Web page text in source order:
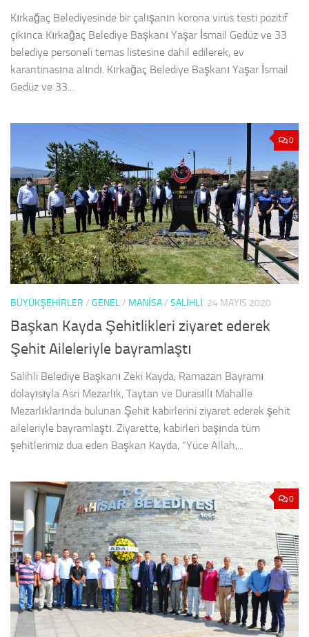
Kırkağaç Belediyesinde bir çalışanın korona virüs testi pozitif
çıkınca Kırkağaç Belediye Başkanı Yaşar İsmail Gedüz ve 33
belediye personeli temas listesine dahil edilerek, ev
karantinasına alındı. Kırkağaç Belediye Başkanı Yaşar İsmail
Gedüz ve 33...
0
BÜYÜKŞEHİRLER / GENEL/ MANISA/ SALIHLI 24 MAYIS 2020
Başkan Kayda Şehitlikleri ziyaret ederek
Şehit Aileleriyle bayramlaştı
Salihli Belediye Başkanı Zeki Kayda, Ramazan Bayramı
dolayısıyla Asri Mezarlık, Taytan ve Durasıllı Mahalle
Mezarlıklarında bulunan Şehit kabirlerini ziyaret ederek şehit
aileleriyle bayramlaştı. Ziyarette, kabirleri başında tüm
şehitlerimiz dua eden Başkan Kayda, “Yüce Allah,...
0